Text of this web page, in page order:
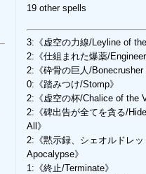
19 other spells
3:《虚空の力線/Leyline of the
2:《仕組まれた爆薬/
2:《砕骨の巨人/Bonecrusher
0:《踏みつけ/Stomp》
2:《虚空の杯/Chalice of the
2:《碑出告が全てを貪る/
All》
2:《黙示録、シェオルドレ
Apocalypse》
1:《終止/Terminate》